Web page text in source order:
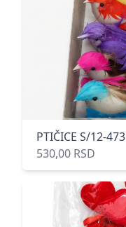
PTIČICE S/12-
530,00 RSD